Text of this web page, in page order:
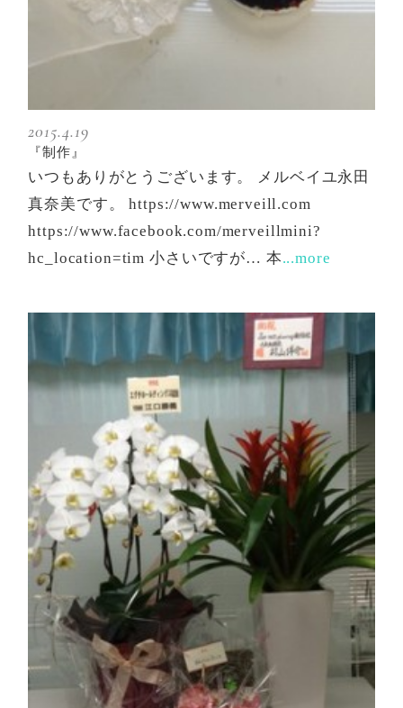
2015.4.19
『制作』
いつもありがとうございます。 メルベイユ永田
真奈美です。 https://www.merveill.com
https://www.facebook.com/merveillmini?
hc_location=tim 小さいですが… 本...more